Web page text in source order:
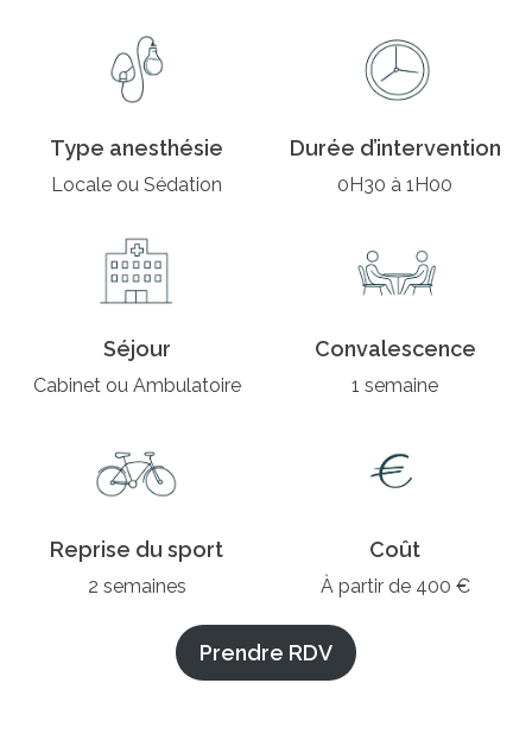
Type anesthésie
Locale ou Sédation
Durée d’intervention
0H30 à 1H00
Séjour
Cabinet ou Ambulatoire
Convalescence
1 semaine
Reprise du sport
2 semaines
Coût
À partir de 400 €
Prendre RDV